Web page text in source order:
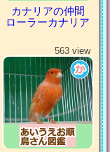
カナリアの仲間
ローラーカナリア
563 view